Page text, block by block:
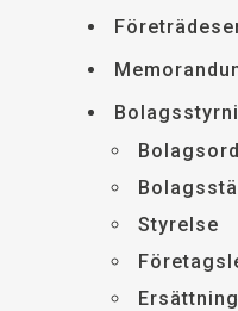
Styrelse